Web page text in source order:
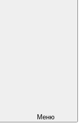
Меню